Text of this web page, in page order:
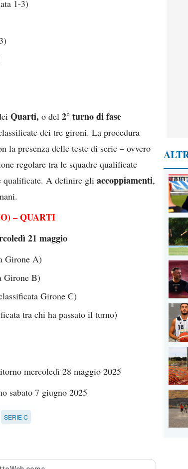
1-3)
Quarti, o del 2° turno di fase
dei tre gironi. La procedura
la presenza delle teste di serie – ovvero
regolare tra le squadre qualificate
qualificate. A definire gli accoppiamenti,
– QUARTI
21 maggio
Girone A)
Girone B)
Girone C)
tra chi ha passato il turno)
mercoledì 28 maggio 2025
sabato 7 giugno 2025
SERIE C